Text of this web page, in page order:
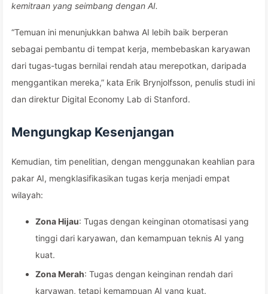
kemitraan yang seimbang dengan AI.
“Temuan ini menunjukkan bahwa AI lebih baik berperan
sebagai pembantu di tempat kerja, membebaskan karyawan
dari tugas-tugas bernilai rendah atau merepotkan, daripada
menggantikan mereka,” kata Erik Brynjolfsson, penulis studi ini
dan direktur Digital Economy Lab di Stanford.
Mengungkap Kesenjangan
Kemudian, tim penelitian, dengan menggunakan keahlian para
pakar AI, mengklasifikasikan tugas kerja menjadi empat
wilayah:
Zona Hijau: Tugas dengan keinginan otomatisasi yang
tinggi dari karyawan, dan kemampuan teknis AI yang
kuat.
Zona Merah: Tugas dengan keinginan rendah dari
karyawan, tetapi kemampuan AI yang kuat.